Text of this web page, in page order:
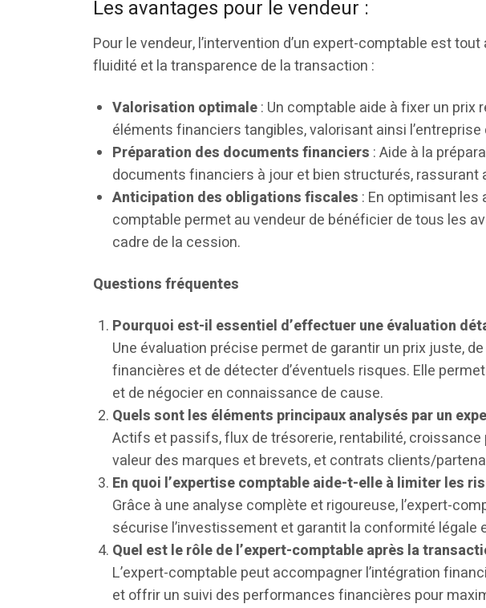
Les avantages pour le vendeur :
Pour le vendeur, l’intervention d’un expert-comptable est
fluidité et la transparence de la transaction :
Valorisation optimale: Un comptable aide à fixer un
éléments financiers tangibles, valorisant ainsi
Préparation des documents financiers : Aide à la
documents financiers à jour et bien structurés, rassurant
Anticipation des obligations fiscales : En optimisant
comptable permet au vendeur de bénéficier de tous les
cadre de la cession.
Questions fréquentes
Pourquoi est-il essentiel d’effectuer une évaluation
Une évaluation précise permet de garantir un prix juste,
financières et de détecter d’éventuels risques. Elle
et de négocier en connaissance de cause.
Quels sont les éléments principaux analysés par un
Actifs et passifs, flux de trésorerie, rentabilité,
valeur des marques et brevets, et contrats clients/
En quoi l’expertise comptable aide-t-elle à limiter les
Grâce à une analyse complète et rigoureuse, l’expert-
sécurise l’investissement et garantit la conformité légale
Quel est le rôle de l’expert-comptable après la
L’expert-comptable peut accompagner l’intégration
et offrir un suivi des performances financières pour